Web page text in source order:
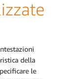
della
le